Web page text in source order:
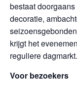
bestaat
decoratie,
krijgt het
reguliere dagmarkt.
Voor bezoekers